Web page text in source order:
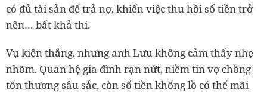
có đủ tài sản để trả nợ, khiến việc thu hồi số tiền trở
nên… bất khả thi.
Vụ kiện thắng, nhưng anh Lưu không cảm thấy nhẹ
nhõm. Quan hệ gia đình rạn nứt, niềm tin vợ chồng
tổn thương sâu sắc, còn số tiền khổng lồ có thể mãi